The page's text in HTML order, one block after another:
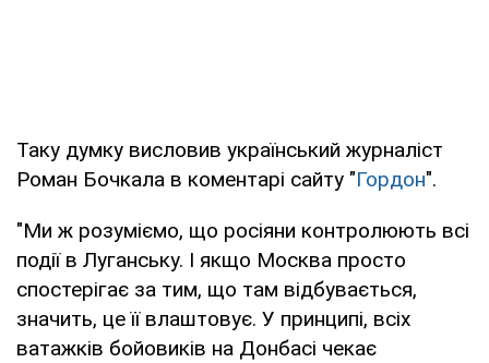
Таку думку висловив український журналіст
Роман Бочкала в коментарі сайту "Гордон".
"Ми ж розуміємо, що росіяни контролюють всі
події в Луганську. І якщо Москва просто
спостерігає за тим, що там відбувається,
значить, це її влаштовує. У принципі, всіх
ватажків бойовиків на Донбасі чекає